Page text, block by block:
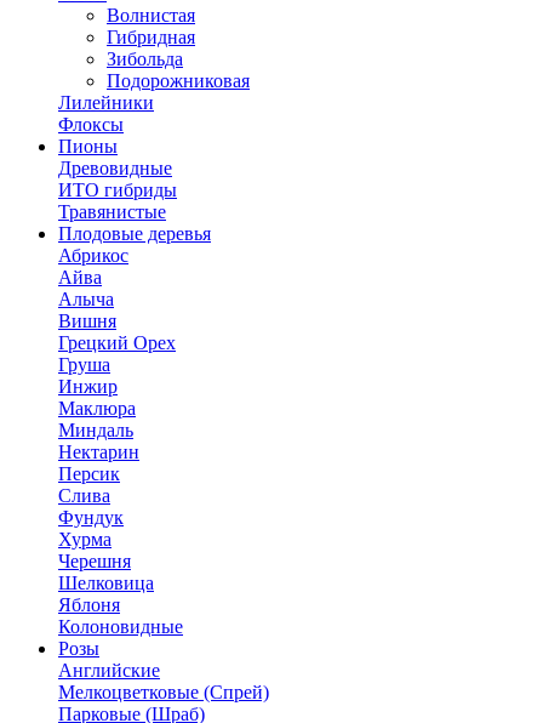
Волнистая
Гибридная
Зибольда
Подорожниковая
Лилейники
Флоксы
Пионы
Древовидные
ИТО гибриды
Травянистые
Плодовые деревья
Абрикос
Айва
Алыча
Вишня
Грецкий Орех
Груша
Инжир
Маклюра
Миндаль
Нектарин
Персик
Слива
Фундук
Хурма
Черешня
Шелковица
Яблоня
Колоновидные
Розы
Английские
Мелкоцветковые (Спрей)
Парковые (Шраб)